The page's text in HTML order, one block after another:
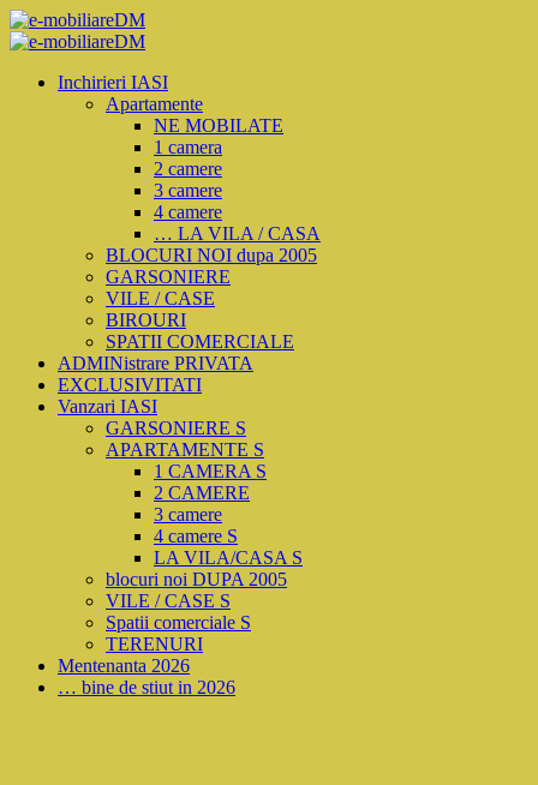
Inchirieri IASI
Apartamente
NE MOBILATE
1 camera
2 camere
3 camere
4 camere
… LA VILA / CASA
BLOCURI NOI dupa 2005
GARSONIERE
VILE / CASE
BIROURI
SPATII COMERCIALE
ADMINistrare PRIVATA
EXCLUSIVITATI
Vanzari IASI
GARSONIERE S
APARTAMENTE S
1 CAMERA S
2 CAMERE
3 camere
4 camere S
LA VILA/CASA S
blocuri noi DUPA 2005
VILE / CASE S
Spatii comerciale S
TERENURI
Mentenanta 2026
… bine de stiut in 2026